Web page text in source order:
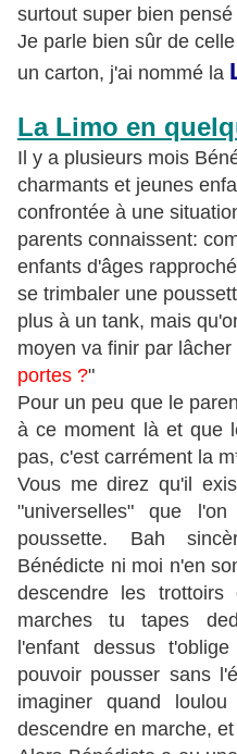
surtout super bien pensé
Je parle bien sûr de
un carton, j'ai nommé la
La Limo en
Il y a plusieurs mois
charmants et jeunes
confrontée à une
parents connaissent:
enfants d'âges
se trimbaler une
plus à un tank, mais
moyen va finir par lâcher
portes ?"
Pour un peu que le
à ce moment là et que
pas, c'est carrément la
Vous me direz qu'il
"universelles" que
poussette. Bah
Bénédicte ni moi n'en
descendre les
marches tu tapes
l'enfant dessus
pouvoir pousser sans
imaginer quand
descendre en marche,